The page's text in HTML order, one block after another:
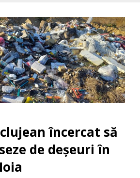
clujean încercat să
de deșeuri în